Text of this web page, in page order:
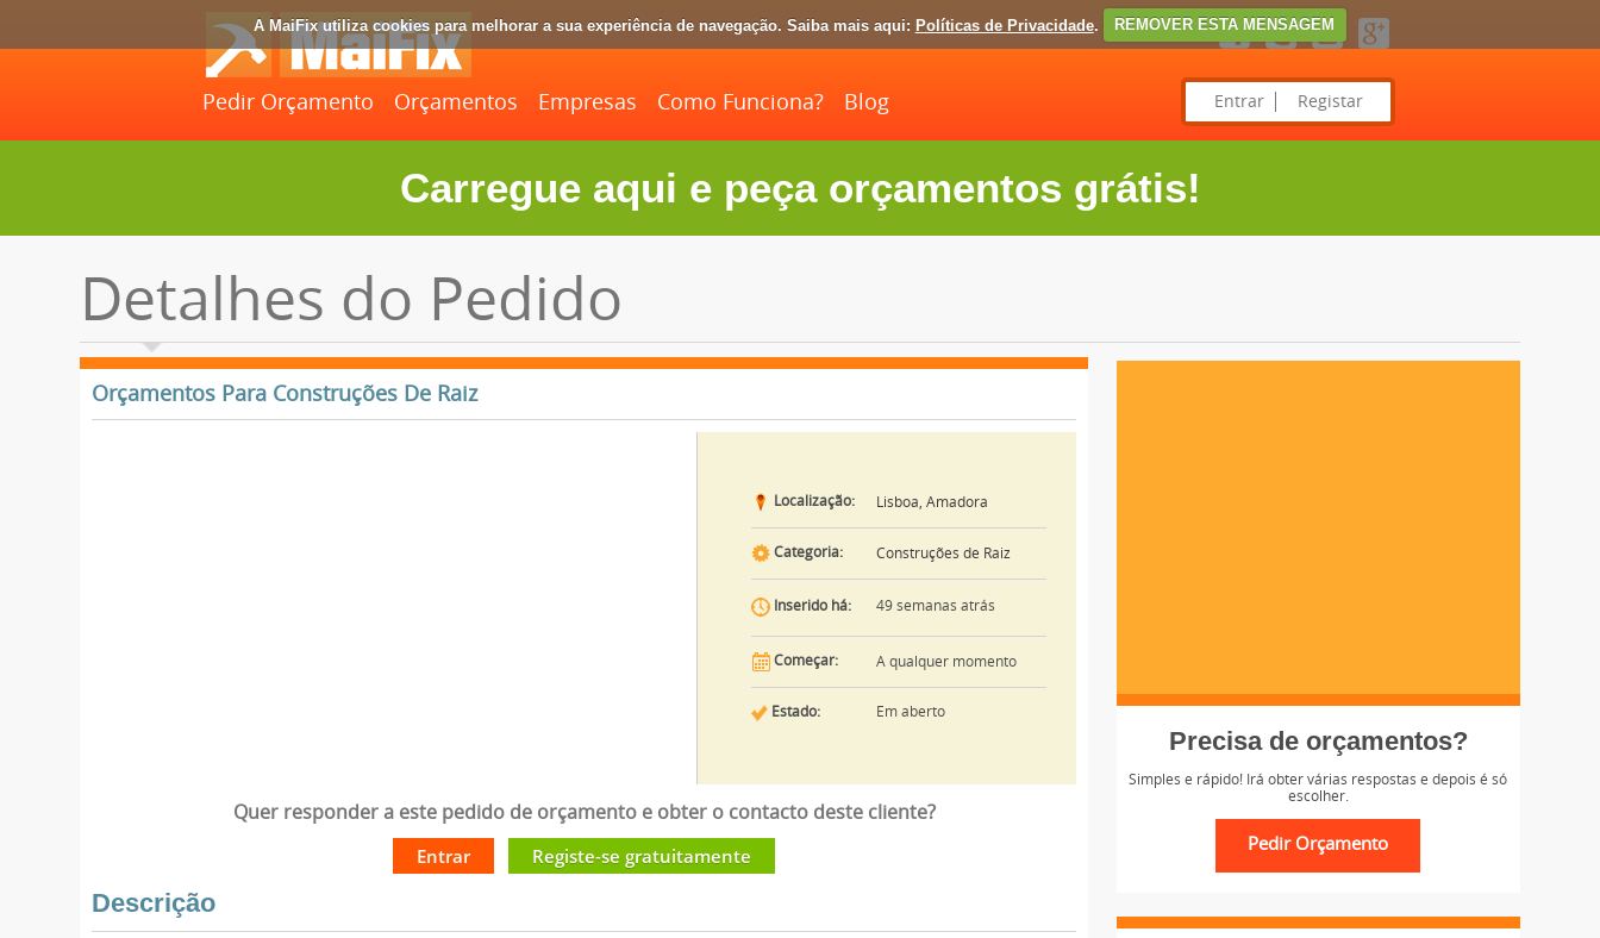
A MaiFix utiliza cookies para melhorar a sua experiência de navegação. Saiba mais aqui: Políticas de Privacidade. REMOVER ESTA MENSAGEM
Pedir Orçamento Orçamentos Empresas Como Funciona? Blog Entrar Registar
Carregue aqui e peça orçamentos grátis!
Detalhes do Pedido
Orçamentos Para Construções De Raiz
Localização: Lisboa, Amadora
Categoria: Construções de Raiz
Inserido há: 49 semanas atrás
Começar: A qualquer momento
Estado: Em aberto
Quer responder a este pedido de orçamento e obter o contacto deste cliente?
Entrar Registe-se gratuitamente
Descrição
Precisa de orçamentos?
Simples e rápido! Irá obter várias respostas e depois é só
escolher.